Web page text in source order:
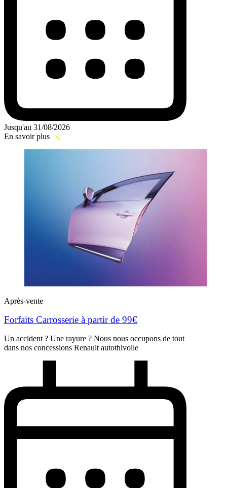
Jusqu'au 31/08/2026
En savoir plus
Après-vente
Forfaits Carrosserie à partir de 99€
Un accident ? Une rayure ? Nous nous occupons de tout
dans nos concessions Renault autothivolle